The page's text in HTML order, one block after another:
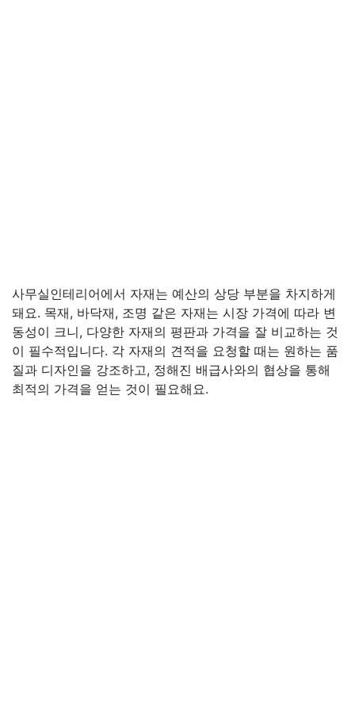
사무실인테리어에서 자재는 예산의 상당 부분을 차지하게
돼요. 목재, 바닥재, 조명 같은 자재는 시장 가격에 따라 변
동성이 크니, 다양한 자재의 평판과 가격을 잘 비교하는 것
이 필수적입니다. 각 자재의 견적을 요청할 때는 원하는 품
질과 디자인을 강조하고, 정해진 배급사와의 협상을 통해
최적의 가격을 얻는 것이 필요해요.